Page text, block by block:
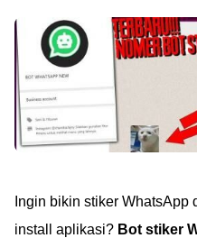
Ingin bikin stiker WhatsApp
install aplikasi? Bot stiker